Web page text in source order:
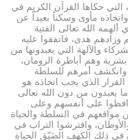
حكاها القرآن الكريم في
مأوى وسكناً بعيداً عن
الله تعالى الفتية
هدى، فاتفقوا عليه
والآلهة التي يعبدونها من
وهم أباطرة الرومان،
وانكشف أمرهم للسلطة
الذي يجب اتخاذه هو
يعبدون من دون الله تعالى
على أنفسهم وعلى
مواقعهم في السلطة والحياة
وافترشوا التراب في
ذلك الكهف الضَيّق الحياة